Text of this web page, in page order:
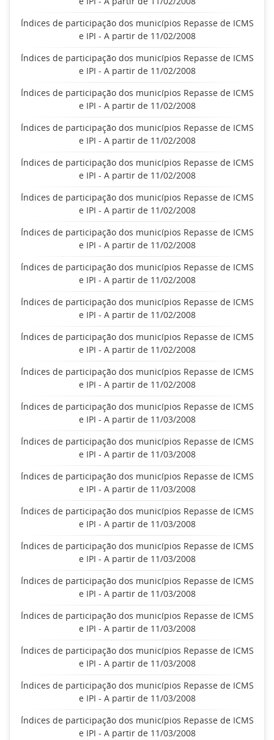
Índices de participação dos municípios Repasse de ICMS
e IPI - A partir de 11/02/2008
Índices de participação dos municípios Repasse de ICMS
e IPI - A partir de 11/02/2008
Índices de participação dos municípios Repasse de ICMS
e IPI - A partir de 11/02/2008
Índices de participação dos municípios Repasse de ICMS
e IPI - A partir de 11/02/2008
Índices de participação dos municípios Repasse de ICMS
e IPI - A partir de 11/02/2008
Índices de participação dos municípios Repasse de ICMS
e IPI - A partir de 11/02/2008
Índices de participação dos municípios Repasse de ICMS
e IPI - A partir de 11/02/2008
Índices de participação dos municípios Repasse de ICMS
e IPI - A partir de 11/02/2008
Índices de participação dos municípios Repasse de ICMS
e IPI - A partir de 11/02/2008
Índices de participação dos municípios Repasse de ICMS
e IPI - A partir de 11/02/2008
Índices de participação dos municípios Repasse de ICMS
e IPI - A partir de 11/02/2008
Índices de participação dos municípios Repasse de ICMS
e IPI - A partir de 11/03/2008
Índices de participação dos municípios Repasse de ICMS
e IPI - A partir de 11/03/2008
Índices de participação dos municípios Repasse de ICMS
e IPI - A partir de 11/03/2008
Índices de participação dos municípios Repasse de ICMS
e IPI - A partir de 11/03/2008
Índices de participação dos municípios Repasse de ICMS
e IPI - A partir de 11/03/2008
Índices de participação dos municípios Repasse de ICMS
e IPI - A partir de 11/03/2008
Índices de participação dos municípios Repasse de ICMS
e IPI - A partir de 11/03/2008
Índices de participação dos municípios Repasse de ICMS
e IPI - A partir de 11/03/2008
Índices de participação dos municípios Repasse de ICMS
e IPI - A partir de 11/03/2008
Índices de participação dos municípios Repasse de ICMS
e IPI - A partir de 11/03/2008